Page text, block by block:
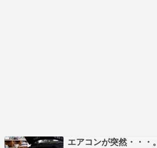
エアコンが突然・・・。